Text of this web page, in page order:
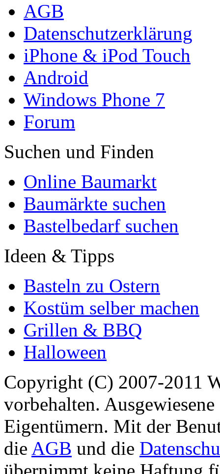
AGB
Datenschutzerklärung
iPhone & iPod Touch
Android
Windows Phone 7
Forum
Suchen und Finden
Online Baumarkt
Baumärkte suchen
Bastelbedarf suchen
Ideen & Tipps
Basteln zu Ostern
Kostüm selber machen
Grillen & BBQ
Halloween
Copyright (C) 2007-2011
vorbehalten.
Eigentümern. Mit der
die AGB und die